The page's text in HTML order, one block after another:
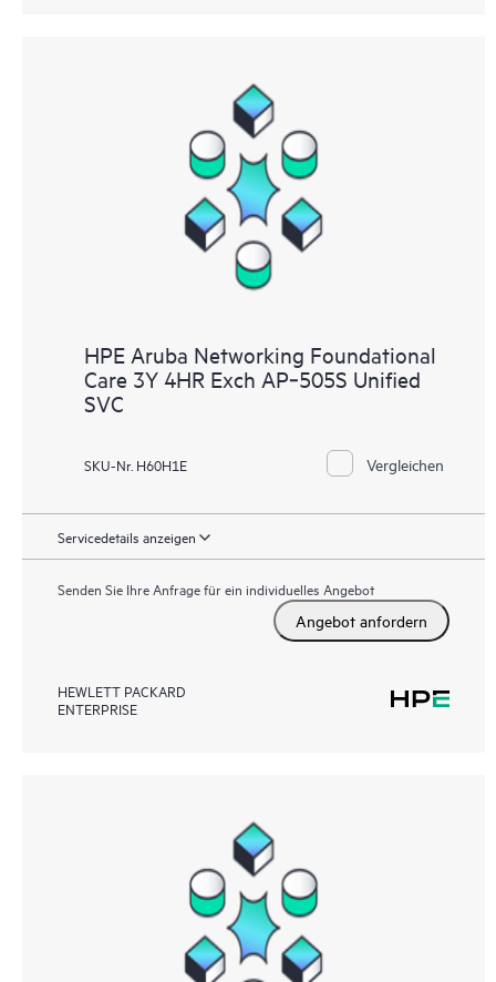
HPE Aruba Networking Foundational
Care 3Y 4HR Exch AP‑505S Unified
SVC
SKU-Nr. H60H1E Vergleichen
Servicedetails anzeigen
Senden Sie Ihre Anfrage für ein individuelles Angebot
Angebot anfordern
HEWLETT PACKARD
ENTERPRISE